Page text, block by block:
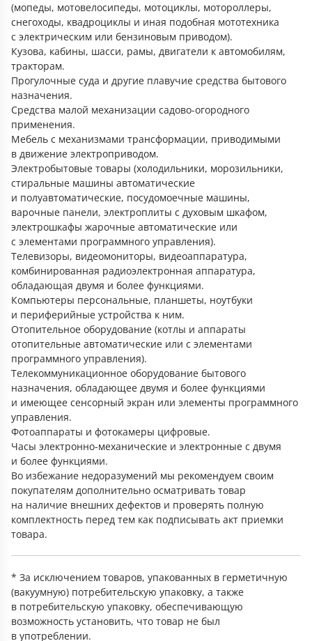
(мопеды, мотовелосипеды, мотоциклы, мотороллеры,
снегоходы, квадроциклы и иная подобная мототехника
с электрическим или бензиновым приводом).
Кузова, кабины, шасси, рамы, двигатели к автомобилям,
тракторам.
Прогулочные суда и другие плавучие средства бытового
назначения.
Средства малой механизации садово-огородного
применения.
Мебель с механизмами трансформации, приводимыми
в движение электроприводом.
Электробытовые товары (холодильники, морозильники,
стиральные машины автоматические
и полуавтоматические, посудомоечные машины,
варочные панели, электроплиты с духовым шкафом,
электрошкафы жарочные автоматические или
с элементами программного управления).
Телевизоры, видеомониторы, видеоаппаратура,
комбинированная радиоэлектронная аппаратура,
обладающая двумя и более функциями.
Компьютеры персональные, планшеты, ноутбуки
и периферийные устройства к ним.
Отопительное оборудование (котлы и аппараты
отопительные автоматические или с элементами
программного управления).
Телекоммуникационное оборудование бытового
назначения, обладающее двумя и более функциями
и имеющее сенсорный экран или элементы программного
управления.
Фотоаппараты и фотокамеры цифровые.
Часы электронно-механические и электронные с двумя
и более функциями.
Во избежание недоразумений мы рекомендуем своим
покупателям дополнительно осматривать товар
на наличие внешних дефектов и проверять полную
комплектность перед тем как подписывать акт приемки
товара.
* За исключением товаров, упакованных в герметичную
(вакуумную) потребительскую упаковку, а также
в потребительскую упаковку, обеспечивающую
возможность установить, что товар не был
в употреблении.